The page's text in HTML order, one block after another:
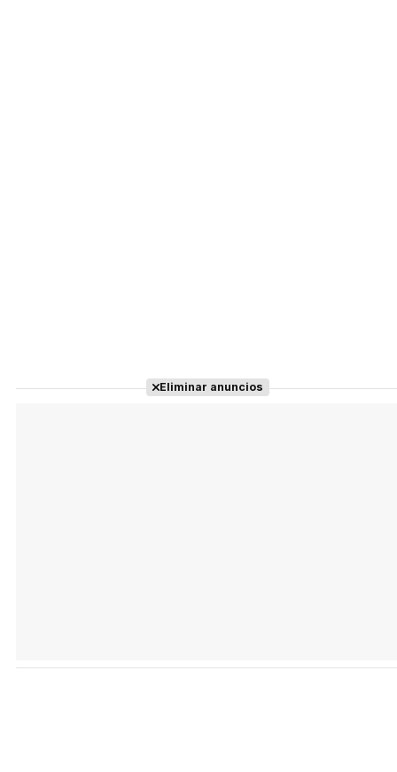
Eliminar anuncios